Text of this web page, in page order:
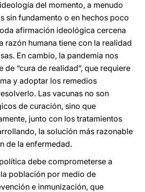
del momento, a menudo
sin fundamento o en hechos poco
afirmación ideológica cercena
razón humana tiene con la realidad
En cambio, la pandemia nos
de “cura de realidad”, que requiere
y adoptar los remedios
Las vacunas no son
de curación, sino que
junto con los tratamientos
la solución más razonable
de la enfermedad.
debe comprometerse a
población por medio de
e inmunización, que